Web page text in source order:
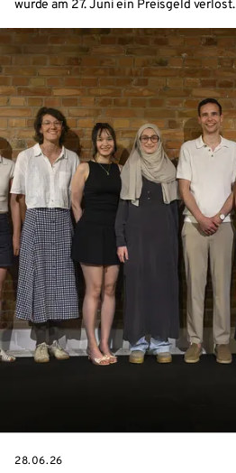
wurde am 27. Juni ein Preisgeld verlost.
DATE
28.06.26